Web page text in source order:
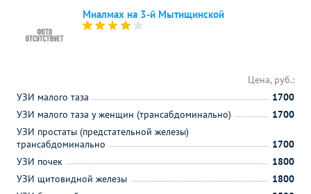
Миалмах на 3-й Мытищинской
Цена, руб.:
УЗИ малого таза
1700
УЗИ малого таза у женщин (трансабдоминально)
1700
УЗИ простаты (предстательной железы)
трансабдоминально
1700
УЗИ почек
1800
УЗИ щитовидной железы
1800